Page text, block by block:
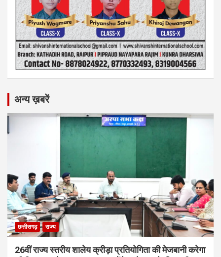
अन्य ख़बरें
छत्तीसगढ़ राज्य
26वीं राज्य स्तरीय शालेय क्रीड़ा प्रतियोगिता की मेजबानी करेगा